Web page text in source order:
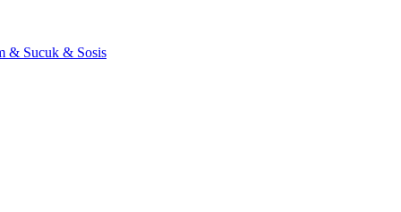
& Sucuk & Sosis